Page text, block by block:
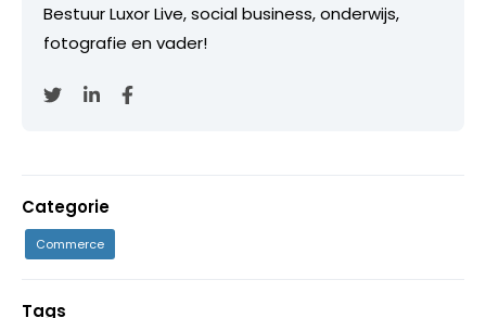
Bestuur Luxor Live, social business, onderwijs,
fotografie en vader!
Categorie
Commerce
Tags